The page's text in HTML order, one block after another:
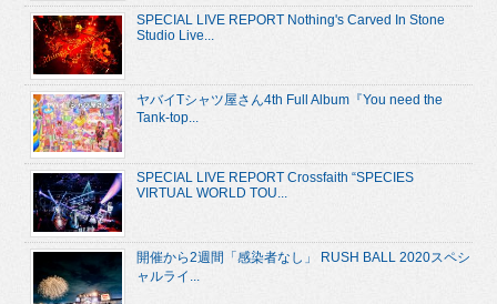
SPECIAL LIVE REPORT Nothing's Carved In Stone
Studio Live...
ヤバイTシャツ屋さん4th Full Album『You need the
Tank-top...
SPECIAL LIVE REPORT Crossfaith “SPECIES
VIRTUAL WORLD TOU...
開催から2週間「感染者なし」 RUSH BALL 2020スペシ
ャルライ...